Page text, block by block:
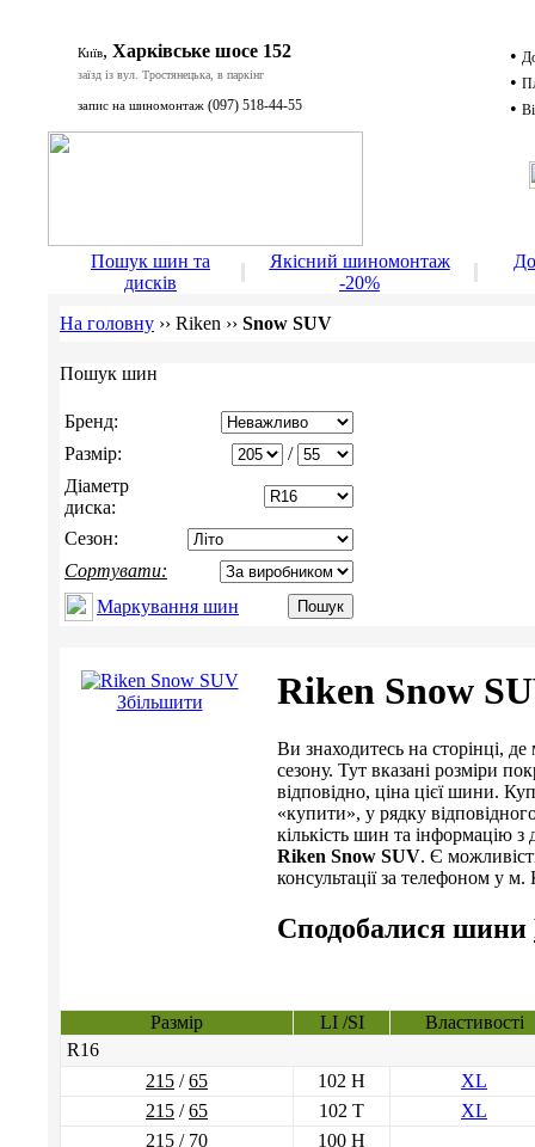
Київ, Харківське шосе 152
заїзд із вул. Тростянецька, в паркінг
запис на шиномонтаж (097) 518-44-55
•
•
•
Пошук шин та
дисків
Якісний шиномонтаж
-20%
На головну ›› Riken ›› Snow SUV
Пошук шин
Бренд:
Размір:
/
Діаметр
диска:
Сезон:
Сортувати:
Маркування шин
Збільшити Riken Snow
Ви знаходитесь на сторінці,
сезону. Тут вказані розміри
відповідно, ціна цієї шини.
«купити», у рядку
кількість шин та інформацію
Riken Snow SUV. Є
консультації за телефоном у
Сподобалися шини
Размір LI /SI
Властивості
R16
215 /65 102 H
XL
215 /65 102 T
XL
215 / 70
100 H